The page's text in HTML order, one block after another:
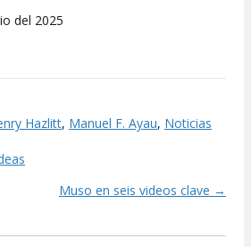
del 2025
Hazlitt, Manuel F. Ayau, Noticias
Muso en seis videos clave →